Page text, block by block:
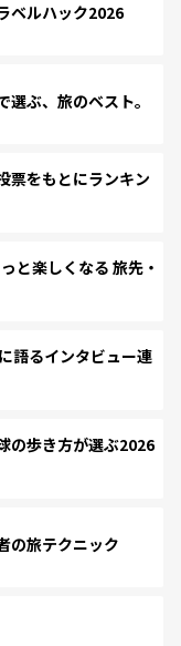
ベルハック2026
ぶ、旅のベスト。
をもとにランキン
楽しくなる 旅先・
語るインタビュー連
の歩き方が選ぶ2026
の旅テクニック